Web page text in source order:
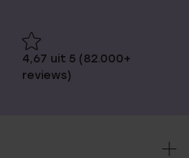
4,67 uit 5 (82.000+
reviews)